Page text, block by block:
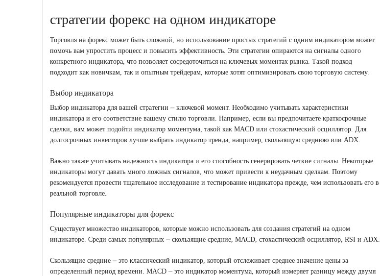
стратегии форекс на одном индикаторе
Торговля на форекс может быть сложной, но использование простых стратегий с одним индикатором может
помочь вам упростить процесс и повысить эффективность. Эти стратегии опираются на сигналы одного
конкретного индикатора, что позволяет сосредоточиться на ключевых моментах рынка. Такой подход
подходит как новичкам, так и опытным трейдерам, которые хотят оптимизировать свою торговую систему.
Выбор индикатора
Выбор индикатора для вашей стратегии ⏤ ключевой момент. Необходимо учитывать характеристики
индикатора и его соответствие вашему стилю торговли. Например, если вы предпочитаете краткосрочные
сделки, вам может подойти индикатор моментума, такой как MACD или стохастический осциллятор. Для
долгосрочных инвесторов лучше выбрать индикатор тренда, например, скользящую среднюю или ADX.
Важно также учитывать надежность индикатора и его способность генерировать четкие сигналы. Некоторые
индикаторы могут давать много ложных сигналов, что может привести к неудачным сделкам. Поэтому
рекомендуется провести тщательное исследование и тестирование индикатора прежде, чем использовать его в
реальной торговле.
Популярные индикаторы для форекс
Существует множество индикаторов, которые можно использовать для создания стратегий на одном
индикаторе. Среди самых популярных ⏤ скользящие средние, MACD, стохастический осциллятор, RSI и ADX.
Скользящие средние ⏤ это классический индикатор, который отслеживает среднее значение цены за
определенный период времени. MACD ⏤ это индикатор моментума, который измеряет разницу между двумя